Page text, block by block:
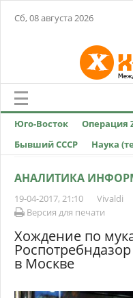
Сб, 08 августа 2026
Юго-Восток Операция
Бывший СССР
Наука
АНАЛИТИКА
19-04-2017, 21:10 Vivaldi
Версия для печати
Хождение по
в Москве